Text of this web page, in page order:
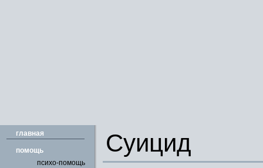
главная
помощь
психо-помощь
Суицид